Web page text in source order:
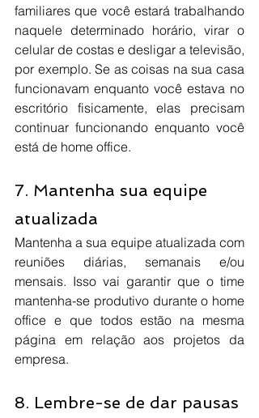
familiares que você estará trabalhando
naquele determinado horário, virar o
celular de costas e desligar a televisão,
por exemplo. Se as coisas na sua casa
funcionavam enquanto você estava no
escritório fisicamente, elas precisam
continuar funcionando enquanto você
está de home office.
7. Mantenha sua equipe
atualizada
Mantenha a sua equipe atualizada com
reuniões diárias, semanais e/ou
mensais. Isso vai garantir que o time
mantenha-se produtivo durante o home
office e que todos estão na mesma
página em relação aos projetos da
empresa.
8. Lembre-se de dar pausas